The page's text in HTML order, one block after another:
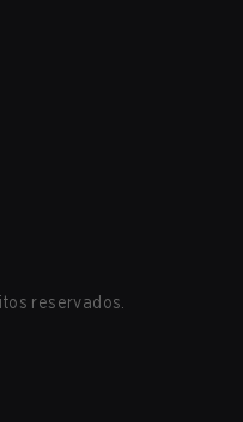
reservados.